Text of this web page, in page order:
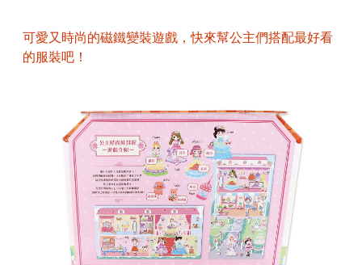
可愛又時尚的磁鐵變裝遊戲，快來幫公主們搭配最好看
的服裝吧！